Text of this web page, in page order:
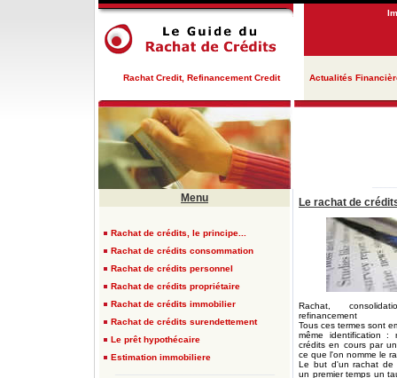
Rachat Credit, Refinancement Credit Actualités
Menu
Rachat de crédits, le principe...
Rachat de crédits consommation
Rachat de crédits personnel
Rachat de crédits propriétaire
Rachat de crédits immobilier
Rachat de crédits surendettement
Le prêt hypothécaire
Estimation immobiliere
Le rachat de
Rachat,
refinancement
Tous ces termes sont
même identification :
crédits en cours par
ce que l'on nomme le
Le but d'un rachat de
un premier temps un